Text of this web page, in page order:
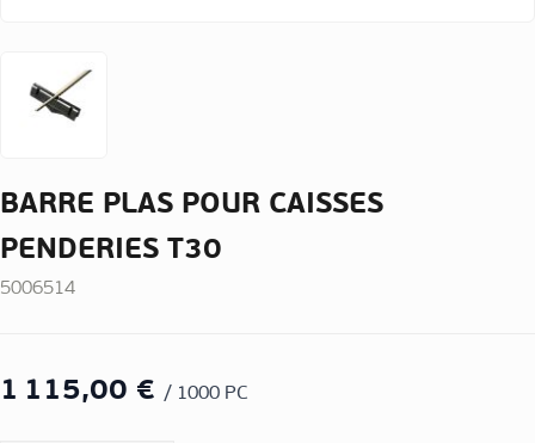
BARRE PLAS POUR CAISSES
PENDERIES T30
5006514
1 115,00 € / 1000 PC